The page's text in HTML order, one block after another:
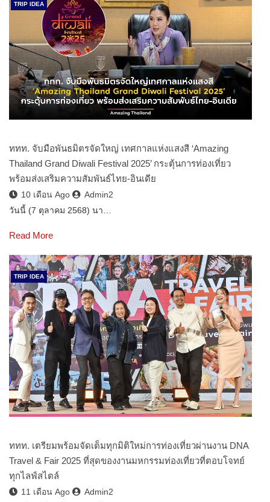
TRIP IDEA
ททท. จับมือพันธมิตรจัดใหญ่ เทศกาลแห่งแสงสี ‘Amazing
Thailand Grand Diwali Festival 2025’ กระตุ้นการท่องเที่ยว
พร้อมส่งเสริมความสัมพันธ์ไทย-อินเดีย
10 เดือน Ago
Admin2
วันนี้ (7 ตุลาคม 2568) นา…
Read More
TRIP IDEA
ททท. เตรียมพร้อมจัดเต็มทุกมิติใหม่การท่องเที่ยวผ่านงาน DNA
Travel & Fair 2025 ที่สุดของงานมหกรรมท่องเที่ยวที่ตอบโจทย์
ทุกไลฟ์สไตล์
11 เดือน Ago
Admin2